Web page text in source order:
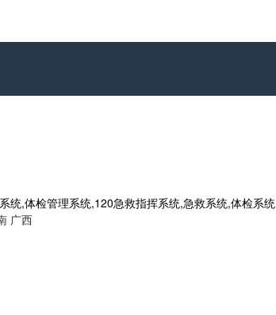
统,体检管理系统,120急救指挥系统,急救系统,体检系统
广西